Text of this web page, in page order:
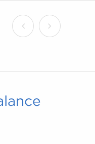
dotazníků
Mapuje
jídelníček, odolnost